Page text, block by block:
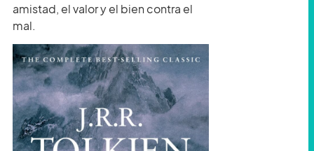
amistad, el valor y el bien contra el
mal.